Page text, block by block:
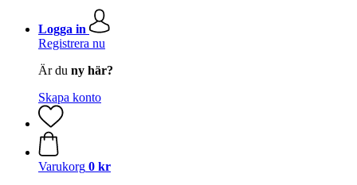
Logga in
Registrera nu
Är du ny här?
Skapa konto
Varukorg 0 kr